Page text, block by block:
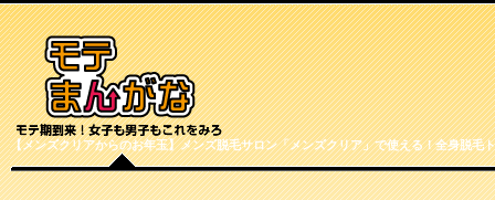
【メンズクリアからのお年玉】メンズ脱毛サロン「メンズクリア」で使える！全身脱毛